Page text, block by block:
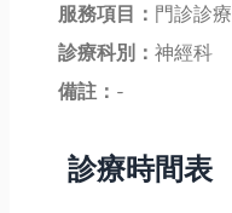
服務項目： 門診診療
診療科別： 神經科
備註： -
診療時間表